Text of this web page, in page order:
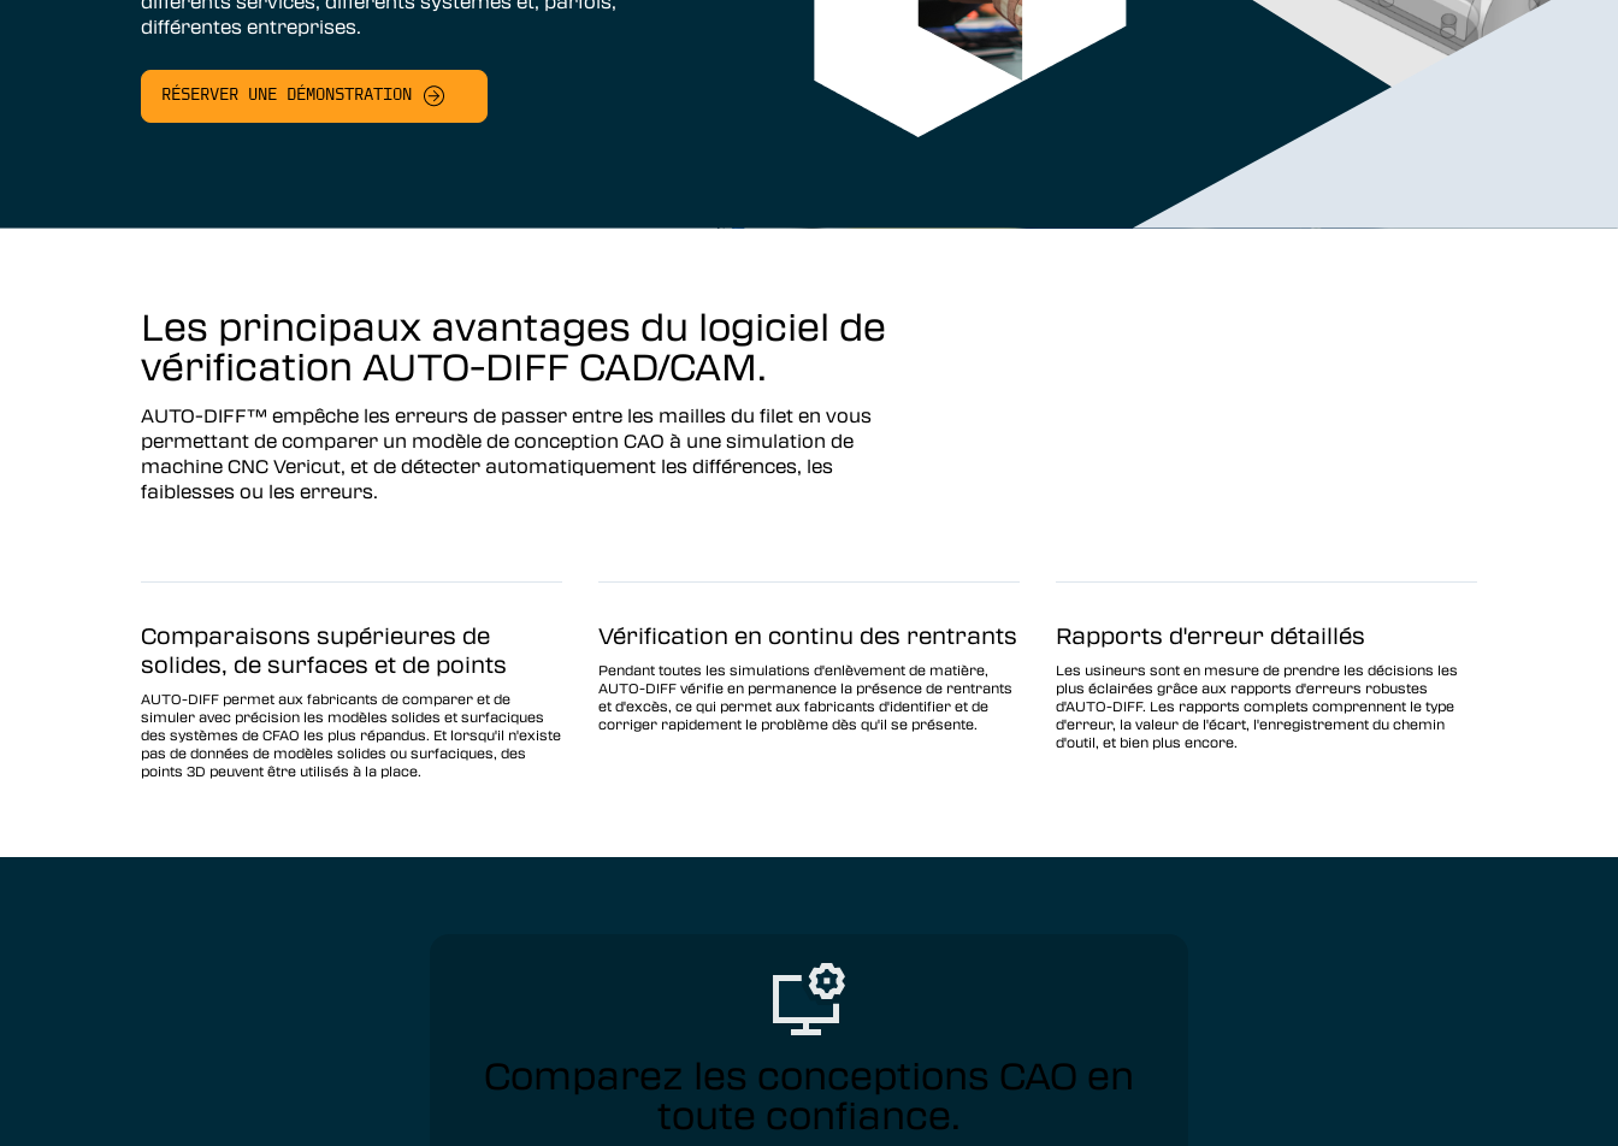
Vericut Palpage Machine
Vericut Grinder Dressing
Vericut Composite Simulation
(VCS)
Vericut Composite Programming
(VCP)
Vericut Optimizer
Vericut Reviewer
Vericut AI
différentes entreprises.
RÉSERVER UNE DÉMONSTRATION
Les principaux avantages du logiciel de
vérification AUTO-DIFF CAD/CAM.
AUTO-DIFF™ empêche les erreurs de passer entre les mailles du filet en vous
permettant de comparer un modèle de conception CAO à une simulation de
machine CNC Vericut, et de détecter automatiquement les différences, les
faiblesses ou les erreurs.
Comparaisons supérieures de
solides, de surfaces et de points
AUTO-DIFF permet aux fabricants de comparer et de
simuler avec précision les modèles solides et surfaciques
des systèmes de CFAO les plus répandus. Et lorsqu'il n'existe
pas de données de modèles solides ou surfaciques, des
points 3D peuvent être utilisés à la place.
Vérification en continu des rentrants
Pendant toutes les simulations d'enlèvement de matière,
AUTO-DIFF vérifie en permanence la présence de rentrants
et d'excès, ce qui permet aux fabricants d'identifier et de
corriger rapidement le problème dès qu'il se présente.
Rapports d'erreur détaillés
Les usineurs sont en mesure de prendre les décisions les
plus éclairées grâce aux rapports d'erreurs robustes
d'AUTO-DIFF. Les rapports complets comprennent le type
d'erreur, la valeur de l'écart, l'enregistrement du chemin
d'outil, et bien plus encore.
Comparez les conceptions CAO en
toute confiance.